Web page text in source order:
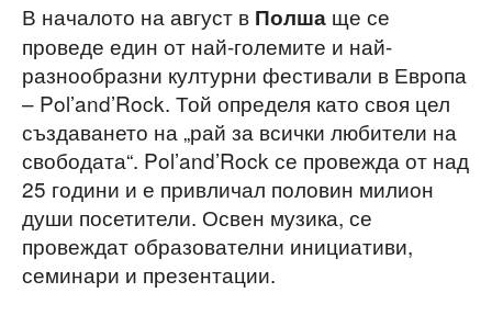
В началото на август в Полша ще се
проведе един от най-големите и най-
разнообразни културни фестивали в Европа
– Pol’and’Rock. Той определя като своя цел
създаването на „рай за всички любители на
свободата“. Pol’and’Rock се провежда от над
25 години и е привличал половин милион
души посетители. Освен музика, се
провеждат образователни инициативи,
семинари и презентации.